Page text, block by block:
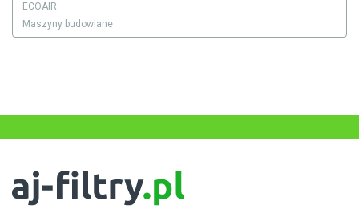
ECOAIR
Maszyny budowlane